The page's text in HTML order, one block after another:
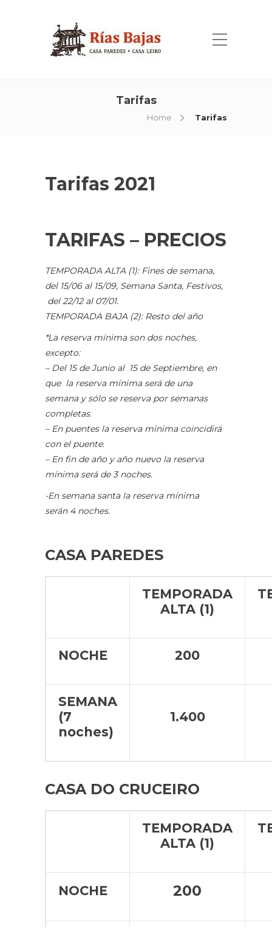
Tarifas
Home Tarifas
Tarifas 2021
TARIFAS – PRECIOS
TEMPORADA ALTA (1): Fines de semana,
del 15/06 al 15/09, Semana Santa, Festivos,
del 22/12 al 07/01.
TEMPORADA BAJA (2): Resto del año
*La reserva mínima son dos noches,
excepto:
– Del 15 de Junio al 15 de Septiembre, en
que la reserva mínima será de una
semana y sólo se reserva por semanas
completas.
– En puentes la reserva mínima coincidirá
con el puente.
– En fin de año y año nuevo la reserva
mínima será de 3 noches.
-En semana santa la reserva mínima
serán 4 noches.
CASA PAREDES
TEMPORADA
ALTA (1)
NOCHE 200
SEMANA
(7
noches)
1.400
CASA DO CRUCEIRO
TEMPORADA
ALTA (1)
NOCHE 200